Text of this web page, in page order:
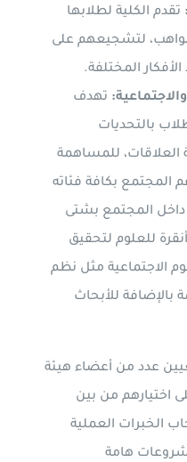
تقدم الكلية لطلابها
لتشجيعهم على
المختلفة.
تهدف
بالتحديات
العلاقات، للمساهمة
المجتمع بكافة فئاته
المجتمع بشتى
للعلوم لتحقيق
الاجتماعية مثل نظم
بالإضافة للأبحاث
عدد من أعضاء هيئة
اختيارهم من بين
الخبرات العملية
هامة